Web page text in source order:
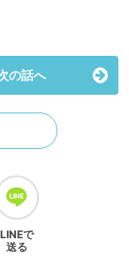
の話へ
LINEで
送る